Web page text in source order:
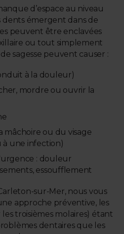
d’espace au niveau
dents émergent dans de
peuvent être enclavées
ou tout simplement
sagesse peuvent causer :
à la douleur)
mordre ou ouvrir la
mâchoire ou du visage
une infection)
: douleur
essoufflement
sur-Mer, nous vous
approche préventive, les
troisièmes molaires) étant
dentaires que les